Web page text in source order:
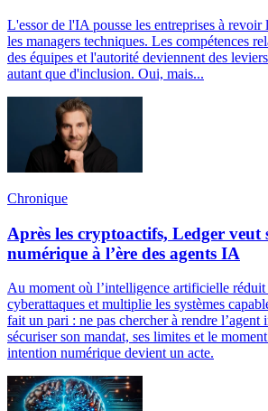
L'essor de l'IA pousse les entreprises à revoir
les managers techniques. Les compétences
des équipes et l'autorité deviennent des
autant que d'inclusion. Oui, mais...
Chronique
Après les cryptoactifs, Ledger veut
numérique à l’ère des agents IA
Au moment où l’intelligence artificielle réduit
cyberattaques et multiplie les systèmes
fait un pari : ne pas chercher à rendre
sécuriser son mandat, ses limites et le
intention numérique devient un acte.